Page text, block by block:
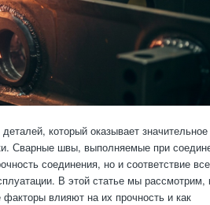
который оказывает значительное
Сварные швы, выполняемые при
соединения, но и соответствие
В этой статье мы рассмотрим,
влияют на их прочность и как